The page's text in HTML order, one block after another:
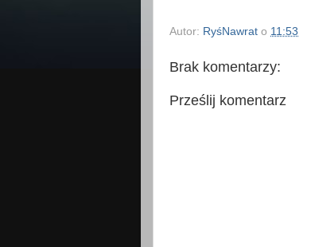
Autor: RyśNawrat o 11:53
Brak komentarzy:
Prześlij komentarz